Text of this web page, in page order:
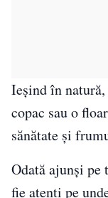
Ieșind în
copac sau o
sănătate și
Odată ajunși pe
fie atenți pe